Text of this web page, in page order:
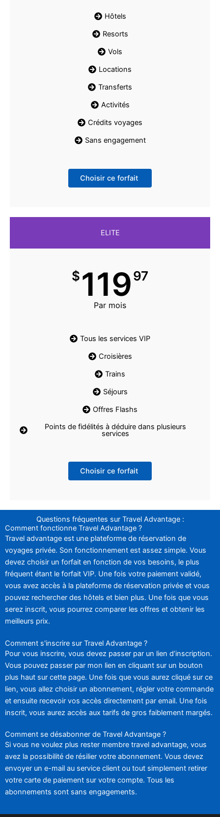
Hôtels
Resorts
Vols
Locations
Transferts
Activités
Crédits voyages
Sans engagement
Choisir ce forfait
ELITE
$11997
Par mois
Tous les services VIP
Croisières
Trains
Séjours
Offres Flashs
Points de fidélités à déduire dans plusieurs
services
Choisir ce forfait
Questions fréquentes sur Travel Advantage :
Comment fonctionne Travel Advantage ?
Travel advantage est une plateforme de réservation de
voyages privée. Son fonctionnement est assez simple. Vous
devez choisir un forfait en fonction de vos besoins, le plus
fréquent étant le forfait VIP. Une fois votre paiement validé,
vous avez accès à la plateforme de réservation privée et vous
pouvez rechercher des hôtels et bien plus. Une fois que vous
serez inscrit, vous pourrez comparer les offres et obtenir les
meilleurs prix.
Comment s'inscrire sur Travel Advantage ?
Pour vous inscrire, vous devez passer par un lien d’inscription.
Vous pouvez passer par mon lien en cliquant sur un bouton
plus haut sur cette page. Une fois que vous aurez cliqué sur ce
lien, vous allez choisir un abonnement, régler votre commande
et ensuite recevoir vos accès directement par email. Une fois
inscrit, vous aurez accès aux tarifs de gros faiblement margés.
Comment se désabonner de Travel Advantage ?
Si vous ne voulez plus rester membre travel advantage, vous
avez la possibilité de résilier votre abonnement. Vous devez
envoyer un e-mail au service client ou tout simplement retirer
votre carte de paiement sur votre compte. Tous les
abonnements sont sans engagements.